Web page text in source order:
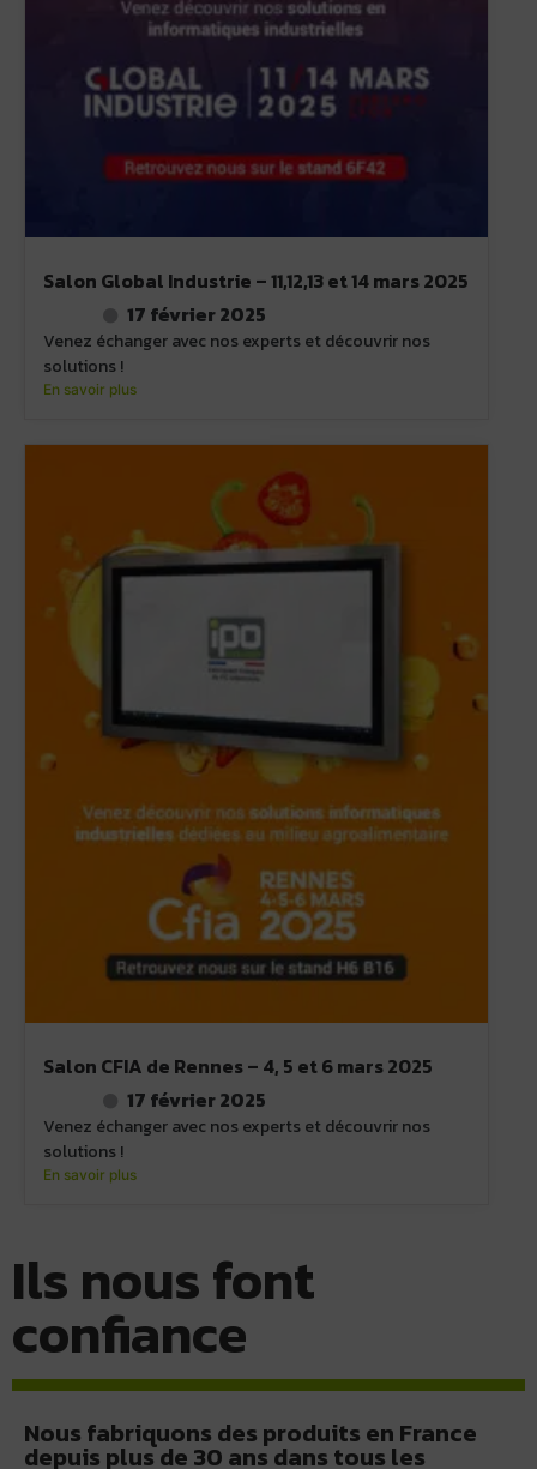
Salon Global Industrie – 11,12,13 et 14 mars 2025
17 février 2025
Venez échanger avec nos experts et découvrir nos
solutions !
En savoir plus
Salon CFIA de Rennes – 4, 5 et 6 mars 2025
17 février 2025
Venez échanger avec nos experts et découvrir nos
solutions !
En savoir plus
Ils nous font
confiance
Nous fabriquons des produits en France
depuis plus de 30 ans dans tous les